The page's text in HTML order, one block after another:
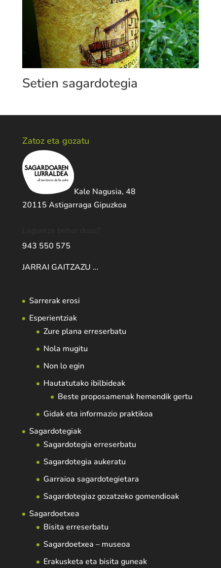
Setien sagardotegia
Zatoz eta gozatu
Kale Nagusia, 48
20115 Astigarraga Gipuzkoa
943 550 575
JARRAI GAITZAZU …
Sarrerak erosi
Esperientziak
Zure plana erreserbatu
Nola mugitu
Non lo egin
Hautatutako ibilbideak
Beste proposamenak hemendik gertu
Gidak eta informazio praktikoa
Sagardotegiak
Sagardotegia erreserbatu
Sagardotegia aukeratu
Garraioa sagardotegietara
Sagardotegiaz gozatzeko gomendioak
Sagardoetxea
Bisita erreserbatu
Sagardoetxea – museoa
Erakusketa eta bisita guneak